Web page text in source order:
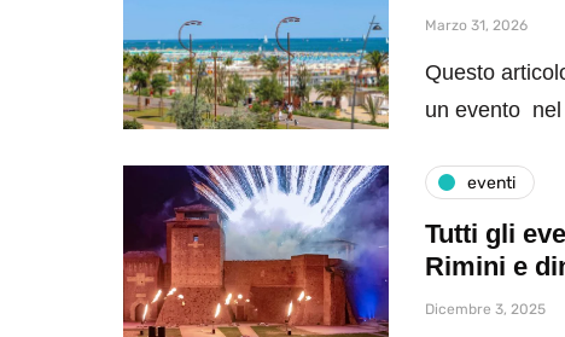
Marzo 31, 2026
Questo
un evento
eventi
Tutti gli
Rimini e
Dicembre 3, 2025